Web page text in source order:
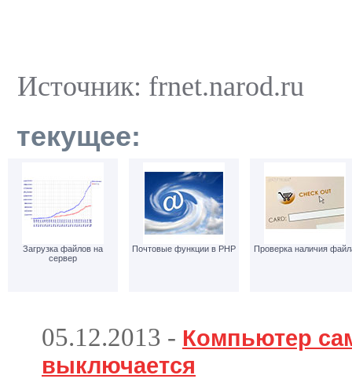
Источник: frnet.narod.ru
текущее:
Загрузка файлов на
сервер
Почтовые функции в РНР Проверка наличия
05.12.2013 - Компьютер
выключается